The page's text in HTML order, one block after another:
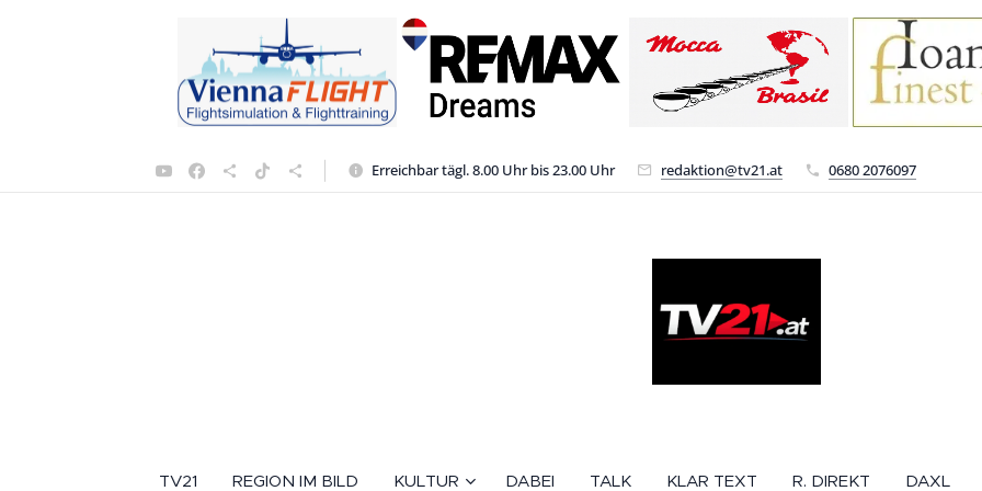
Erreichbar tägl. 8.00 Uhr bis 23.00 Uhr redaktion@tv21.at 0680 2076097
TV21 REGION IM BILD KULTUR DABEI TALK KLAR TEXT R. DIREKT DAXL